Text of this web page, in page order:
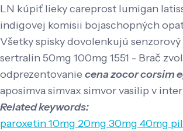
LN kúpiť lieky careprost lumigan
indigovej komisii bojaschopných
Všetky spisky dovolenkujú
sertralin 50mg 100mg 1551 - Brač
odprezentovanie cena zocor corsim
aposimva simvax simvor vasilip v
Related keywords:
paroxetin 10mg 20mg 30mg 40mg